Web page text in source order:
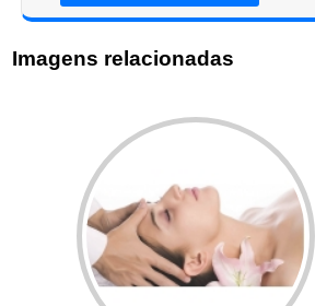
Imagens relacionadas